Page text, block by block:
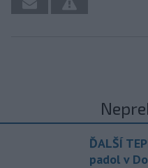
ĎALŠÍ
padol v